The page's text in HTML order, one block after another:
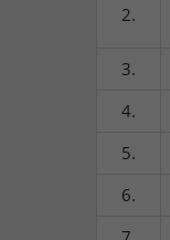
2.
3.
4.
5.
6.